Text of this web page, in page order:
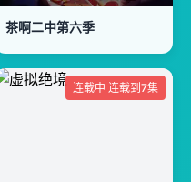
茶啊二中第六季
连载中 连载到7集